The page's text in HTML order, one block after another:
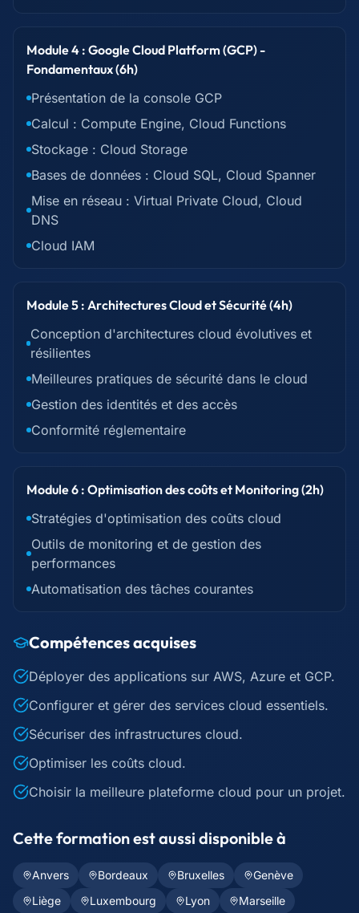
Module 4 : Google Cloud Platform (GCP) -
Fondamentaux (6h)
Présentation de la console GCP
Calcul : Compute Engine, Cloud Functions
Stockage : Cloud Storage
Bases de données : Cloud SQL, Cloud Spanner
Mise en réseau : Virtual Private Cloud, Cloud
DNS
Cloud IAM
Module 5 : Architectures Cloud et Sécurité (4h)
Conception d'architectures cloud évolutives et
résilientes
Meilleures pratiques de sécurité dans le cloud
Gestion des identités et des accès
Conformité réglementaire
Module 6 : Optimisation des coûts et Monitoring (2h)
Stratégies d'optimisation des coûts cloud
Outils de monitoring et de gestion des
performances
Automatisation des tâches courantes
Compétences acquises
Déployer des applications sur AWS, Azure et GCP.
Configurer et gérer des services cloud essentiels.
Sécuriser des infrastructures cloud.
Optimiser les coûts cloud.
Choisir la meilleure plateforme cloud pour un projet.
Cette formation est aussi disponible à
Anvers Bordeaux Bruxelles
Genève
Liège
Luxembourg Lyon
Marseille